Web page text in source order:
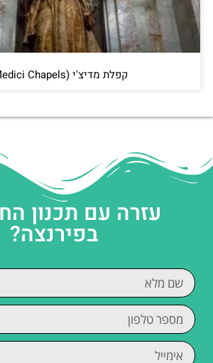
קפלת מדיצ'י (Medici Chapels)
עזרה עם תכנון
בפירנצה?